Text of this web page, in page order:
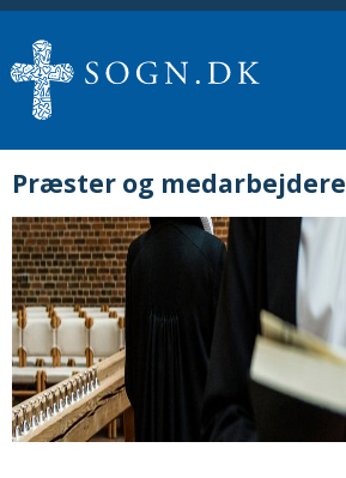
Præster og medarbejdere